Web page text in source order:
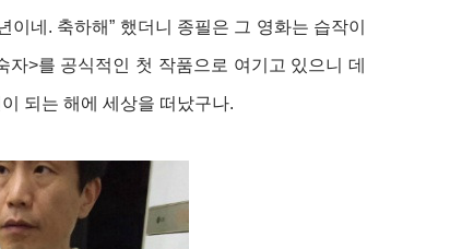
네. 축하해” 했더니 종필은 그 영화는 습작이
>를 공식적인 첫 작품으로 여기고 있으니 데
되는 해에 세상을 떠났구나.